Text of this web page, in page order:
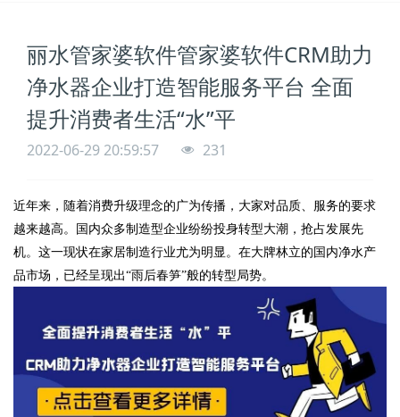
丽水管家婆软件管家婆软件CRM助力
净水器企业打造智能服务平台 全面
提升消费者生活“水”平
2022-06-29 20:59:57 231
近年来，随着消费升级理念的广为传播，大家对品质、服务的要求
越来越高。国内众多制造型企业纷纷投身转型大潮，抢占发展先
机。这一现状在家居制造行业尤为明显。在大牌林立的国内净水产
品市场，已经呈现出“雨后春笋”般的转型局势。